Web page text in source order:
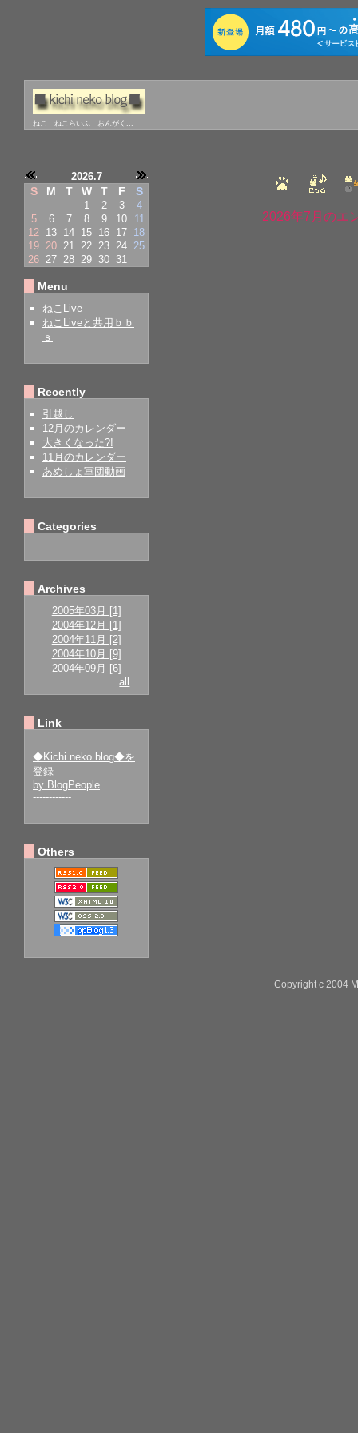
ねこ ねこらいぶ おんがく...
2026.7
S M T W T F S
1 2 3
4
5
6 7 8 9 10
11
12 13 14 15 16 17 18
19 20 21 22 23 24 25
26 27 28 29 30 31
Menu
ねこLive
ねこLiveと共用ｂｂ
ｓ
Recently
引越し
12月のカレンダー
大きくなった?!
11月のカレンダー
あめしょ軍団動画
Categories
Archives
2005年03月 [1]
2004年12月 [1]
2004年11月 [2]
2004年10月 [9]
2004年09月 [6]
all
Link
◆Kichi neko blog◆を
登録
by BlogPeople
------------
Others
2026年7月のエ
Copyright c 2004